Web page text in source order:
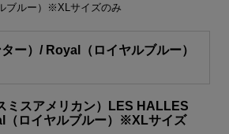
ブルー）※XLサイズのみ
ー）/ Royal（ロイヤルブルー）
ミスアメリカン）LES HALLES
（ロイヤルブルー）※XLサイズ